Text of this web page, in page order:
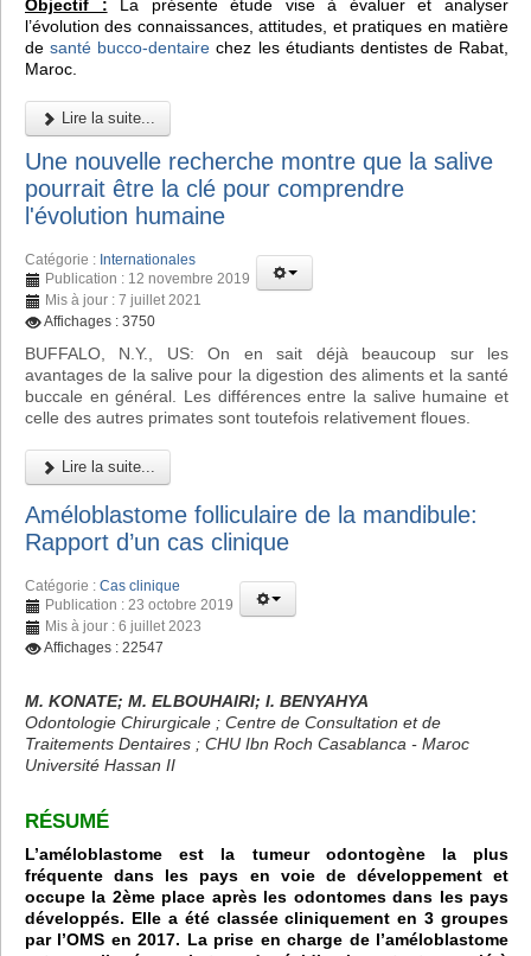
Objectif : La présente étude vise à évaluer et analyser
l’évolution des connaissances, attitudes, et pratiques en matière
desanté bucco-dentaire chez les étudiants dentistes de Rabat,
Maroc.
Lire la suite...
Une nouvelle recherche montre que la salive
pourrait être la clé pour comprendre
l'évolution humaine
Catégorie : Internationales
Publication : 12 novembre 2019
Mis à jour : 7 juillet 2021
Affichages : 3750
BUFFALO, N.Y., US: On en sait déjà beaucoup sur les
avantages de la salive pour la digestion des aliments et la santé
buccale en général. Les différences entre la salive humaine et
celle des autres primates sont toutefois relativement floues.
Lire la suite...
Améloblastome folliculaire de la mandibule:
Rapport d’un cas clinique
Catégorie : Cas clinique
Publication : 23 octobre 2019
Mis à jour : 6 juillet 2023
Affichages : 22547
M. KONATE; M. ELBOUHAIRI; I. BENYAHYA
Odontologie Chirurgicale ; Centre de Consultation et de
Traitements Dentaires ; CHU Ibn Roch Casablanca - Maroc
Université Hassan II
RÉSUMÉ
L’améloblastome est la tumeur odontogène la plus
fréquente dans les pays en voie de développement et
occupe la 2ème place après les odontomes dans les pays
développés. Elle a été classée cliniquement en 3 groupes
par l’OMS en 2017. La prise en charge de l’améloblastome